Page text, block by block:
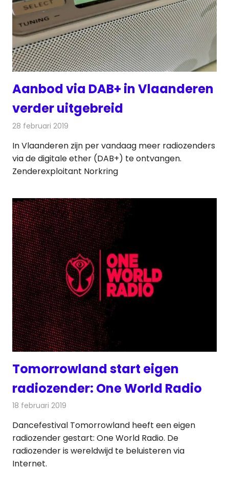
Aanbod via DAB+ in Vlaanderen
verder uitgebreid
28 februari 2019
In Vlaanderen zijn per vandaag meer radiozenders
via de digitale ether (DAB+) te ontvangen.
Zenderexploitant Norkring
Tomorrowland start eigen
radiozender: One World Radio
18 februari 2019
Dancefestival Tomorrowland heeft een eigen
radiozender gestart: One World Radio. De
radiozender is wereldwijd te beluisteren via
Internet.